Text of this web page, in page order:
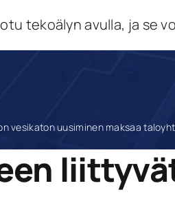
tekoälyn avulla, ja se
vesikaton uusiminen maksaa